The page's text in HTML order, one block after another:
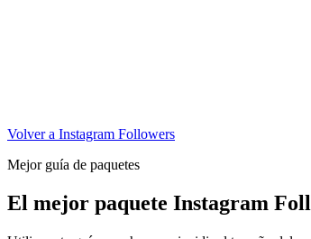
Volver a Instagram Followers
Mejor guía de paquetes
El mejor paquete Instagram